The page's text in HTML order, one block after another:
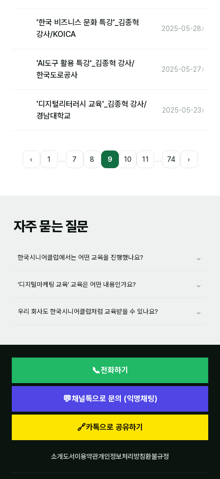
'한국 비즈니스 문화 특강'_김종혁
강사/KOICA
2025-05-28›
'AI도구 활용 특강'_김종혁 강사/
한국도로공사
2025-05-27›
'디지털리터러시 교육'_김종혁 강사/
경남대학교
2025-05-23›
‹ 1 … 7 8 9 10 11 … 74 ›
자주 묻는 질문
한국시니어클럽에서는 어떤 교육을 진행했나요? ⌄
‘디지털마케팅 교육’ 교육은 어떤 내용인가요? ⌄
우리 회사도 한국시니어클럽처럼 교육받을 수 있나요? ⌄
📞전화하기
💬채널톡으로 문의 (익명채팅)
🔗카톡으로 공유하기
소개도서이용약관개인정보처리방침환불규정